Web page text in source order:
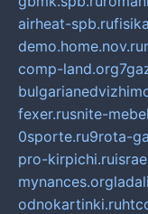
airheat-spb.ru
demo.home.nov.ru
comp-land.org
fexer.rusnite-
0sporte.ru9rota-
pro-kirpichi.ru
mynances.org
odnokartinki.ru